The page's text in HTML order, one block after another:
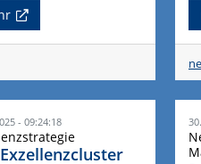
- 09:24:18